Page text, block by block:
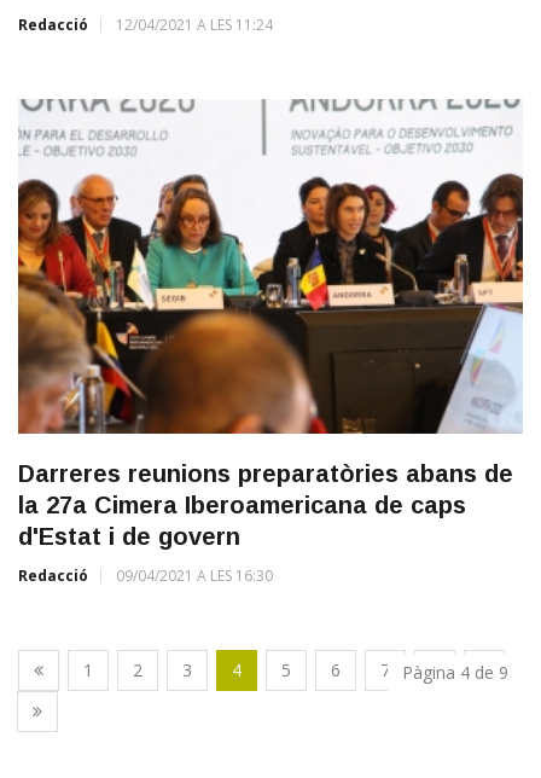
Redacció 12/04/2021 A LES 11:24
Darreres reunions preparatòries abans de
la 27a Cimera Iberoamericana de caps
d'Estat i de govern
Redacció 09/04/2021 A LES 16:30
1 2 3 4 5 6 7 8 9
Pàgina 4 de 9